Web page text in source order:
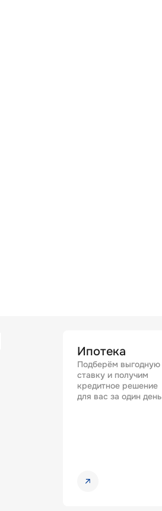
Ипотека
Подберём выгодную
ставку и получим
кредитное решение
для вас за один день